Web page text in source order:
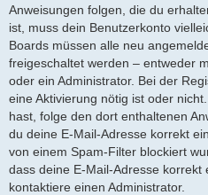
Anweisungen folgen, die du
ist, muss dein Benutzerkonto
Boards müssen alle neu
freigeschaltet werden – entweder
oder ein Administrator. Bei der
eine Aktivierung nötig ist oder
hast, folge den dort enthaltenen
du deine E-Mail-Adresse korrekt
von einem Spam-Filter blockiert
dass deine E-Mail-Adresse korrekt
kontaktiere einen Administrator.